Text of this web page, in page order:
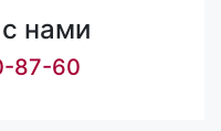
нами
87-60